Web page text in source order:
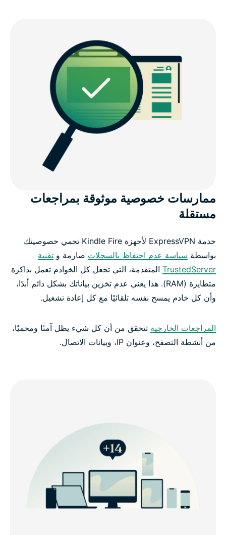
ممارسات خصوصية موثوقة بمراجعات
مستقلة
خدمة ExpressVPN لأجهزة Kindle Fire تحمي خصوصيتك
بواسطة سياسة عدم احتفاظ بالسجلات صارمة و تقنية
TrustedServer المتقدمة، التي تجعل كل الخوادم تعمل بذاكرة
متطايرة (RAM). هذا يعني عدم تخزين بياناتك بشكل دائم أبدًا،
وأن كل خادم يمسح نفسه تلقائيًا مع كل إعادة تشغيل.
المراجعات الخارجية تتحقق من أن كل شيء يظل آمنًا ومحميًا،
من أنشطة التصفح، وعنوان IP، وبيانات الاتصال.